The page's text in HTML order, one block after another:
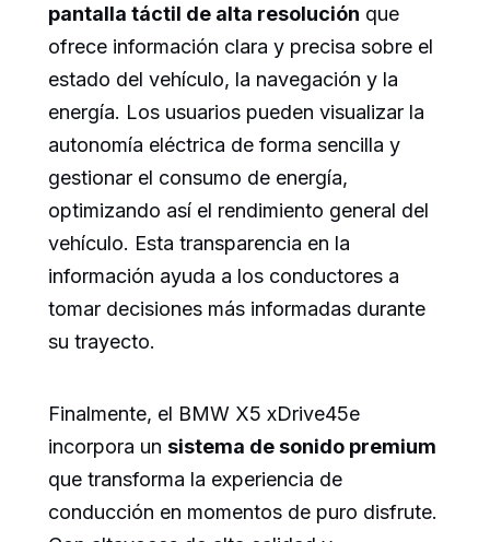
pantalla táctil de alta resolución que
ofrece información clara y precisa sobre el
estado del vehículo, la navegación y la
energía. Los usuarios pueden visualizar la
autonomía eléctrica de forma sencilla y
gestionar el consumo de energía,
optimizando así el rendimiento general del
vehículo. Esta transparencia en la
información ayuda a los conductores a
tomar decisiones más informadas durante
su trayecto.
Finalmente, el BMW X5 xDrive45e
incorpora un sistema de sonido premium
que transforma la experiencia de
conducción en momentos de puro disfrute.